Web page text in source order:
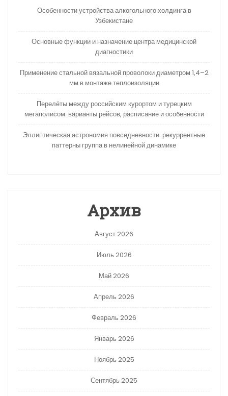
Особенности устройства алкогольного холдинга в
Узбекистане
Основные функции и назначение центра медицинской
диагностики
Применение стальной вязальной проволоки диаметром 1,4–2
мм в монтаже теплоизоляции
Перелёты между российским курортом и турецким
мегаполисом: варианты рейсов, расписание и особенности
Эллиптическая астрономия повседневности: рекуррентные
паттерны группа в нелинейной динамике
Архив
Август 2026
Июль 2026
Май 2026
Апрель 2026
Февраль 2026
Январь 2026
Ноябрь 2025
Сентябрь 2025